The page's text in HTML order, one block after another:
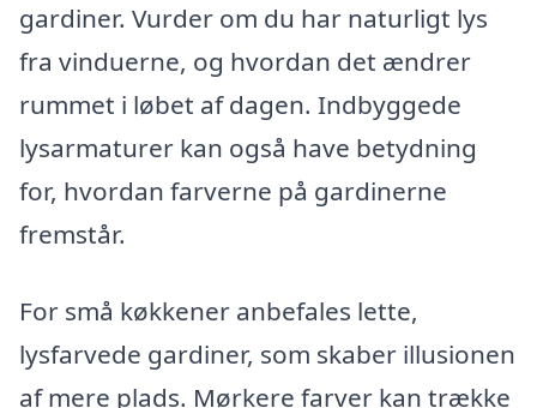
gardiner. Vurder om du har naturligt lys
fra vinduerne, og hvordan det ændrer
rummet i løbet af dagen. Indbyggede
lysarmaturer kan også have betydning
for, hvordan farverne på gardinerne
fremstår.
For små køkkener anbefales lette,
lysfarvede gardiner, som skaber illusionen
af mere plads. Mørkere farver kan trække